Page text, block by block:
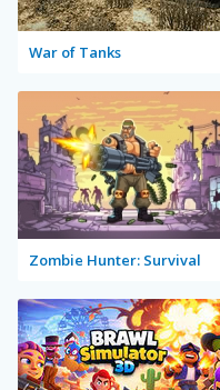
War of Tanks
Zombie Hunter: Survival